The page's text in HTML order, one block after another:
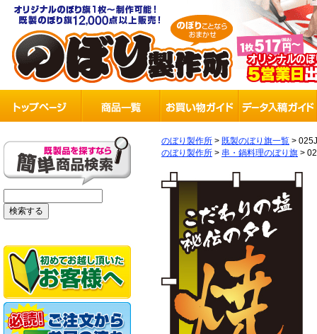
のぼり製作所 > 既製のぼり旗一覧 >
のぼり製作所 > 串・鍋料理のぼり旗 >